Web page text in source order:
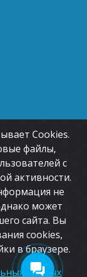
Cookies.
файлы,
с
активности.
не
может
сайта. Вы
cookies,
в браузере.
данных